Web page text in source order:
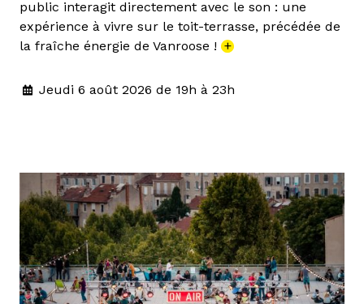
public interagit directement avec le son : une
expérience à vivre sur le toit-terrasse, précédée de
la fraîche énergie de Vanroose ! +
Jeudi 6 août 2026 de 19h à 23h